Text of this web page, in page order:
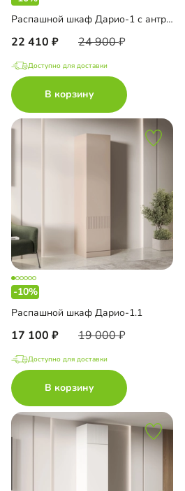
Распашной шкаф Дарио-1 с антресолью
22 410 24 900
Доступно для доставки
В корзину
-10%
Распашной шкаф Дарио-1.1
17 100 19 000
Доступно для доставки
В корзину